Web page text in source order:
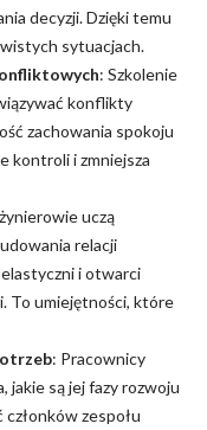
decyzji. Dzięki temu
sytuacjach.
: Szkolenie
konflikty
zachowania spokoju
kontroli i zmniejsza
uczą
relacji
i otwarci
To umiejętności, które
: Pracownicy
jakie są jej fazy rozwoju
zespołu